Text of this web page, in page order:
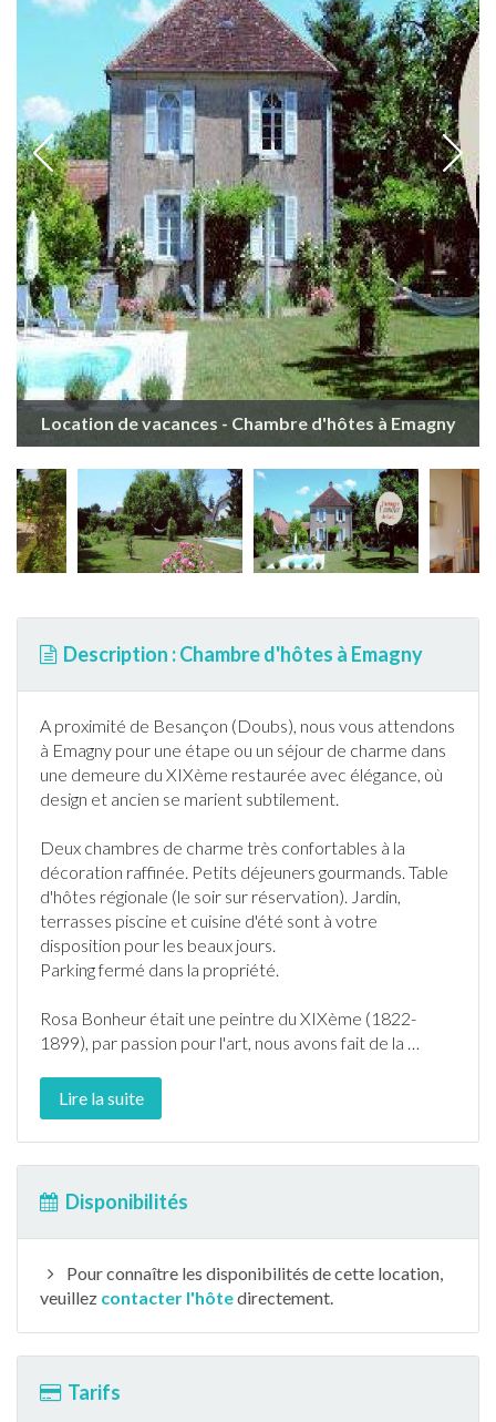
Location de vacances - Chambre d'hôtes à Emagny
Description : Chambre d'hôtes à Emagny
A proximité de Besançon (Doubs), nous vous attendons
à Emagny pour une étape ou un séjour de charme dans
une demeure du XIXème restaurée avec élégance, où
design et ancien se marient subtilement.
Deux chambres de charme très confortables à la
décoration raffinée. Petits déjeuners gourmands. Table
d'hôtes régionale (le soir sur réservation). Jardin,
terrasses piscine et cuisine d'été sont à votre
disposition pour les beaux jours.
Parking fermé dans la propriété.
Rosa Bonheur était une peintre du XIXème (1822-
1899), par passion pour l'art, nous avons fait de la …
Lire la suite
Disponibilités
Pour connaître les disponibilités de cette location,
veuillez contacter l'hôtedirectement.
Tarifs